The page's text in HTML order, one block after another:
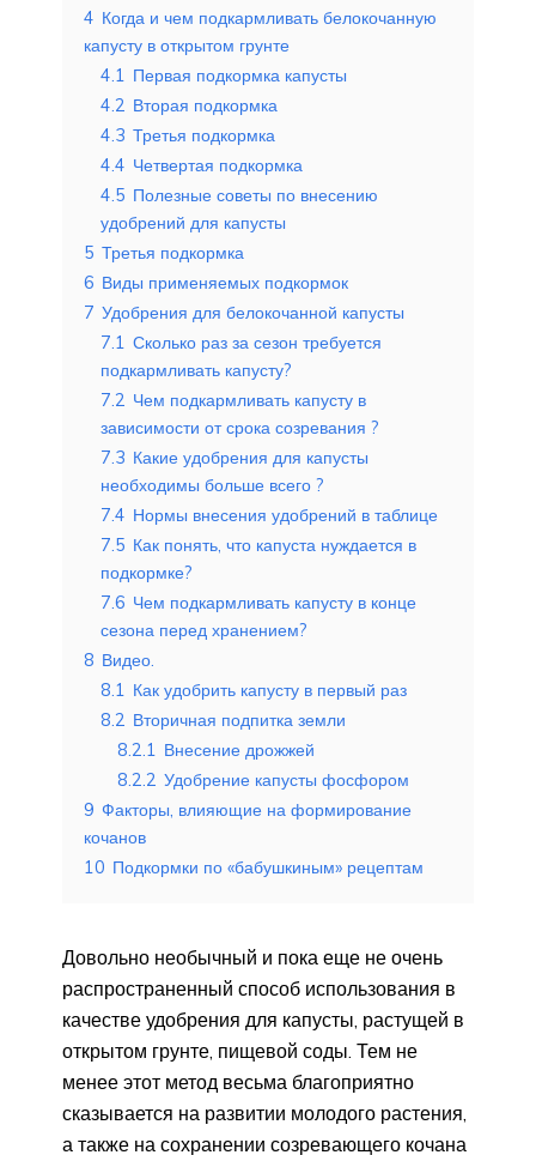
4 Когда и чем подкармливать белокочанную
капусту в открытом грунте
4.1 Первая подкормка капусты
4.2 Вторая подкормка
4.3 Третья подкормка
4.4 Четвертая подкормка
4.5 Полезные советы по внесению
удобрений для капусты
5 Третья подкормка
6 Виды применяемых подкормок
7 Удобрения для белокочанной капусты
7.1 Сколько раз за сезон требуется
подкармливать капусту?
7.2 Чем подкармливать капусту в
зависимости от срока созревания ?
7.3 Какие удобрения для капусты
необходимы больше всего ?
7.4 Нормы внесения удобрений в таблице
7.5 Как понять, что капуста нуждается в
подкормке?
7.6 Чем подкармливать капусту в конце
сезона перед хранением?
8 Видео.
8.1 Как удобрить капусту в первый раз
8.2 Вторичная подпитка земли
8.2.1 Внесение дрожжей
8.2.2 Удобрение капусты фосфором
9 Факторы, влияющие на формирование
кочанов
10 Подкормки по «бабушкиным» рецептам
Довольно необычный и пока еще не очень
распространенный способ использования в
качестве удобрения для капусты, растущей в
открытом грунте, пищевой соды. Тем не
менее этот метод весьма благоприятно
сказывается на развитии молодого растения,
а также на сохранении созревающего кочана